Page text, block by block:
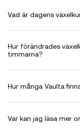
Vad är dagens
Hur förändrades
timmarna?
Hur många Vaulta
Var kan jag läsa mer